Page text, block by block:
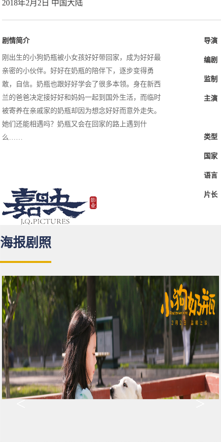
2018年2月2日 中国大陆
剧情简介
刚出生的小狗奶瓶被小女孩好好带回家，成为好好最
亲密的小伙伴。好好在奶瓶的陪伴下，逐步变得勇
敢，自信。奶瓶也跟好好学会了很多本领。身在新西
兰的爸爸决定接好好和妈妈一起到国外生活，而临时
被寄养在亲戚家的奶瓶却因为想念好好而意外走失。
她们还能相遇吗？奶瓶又会在回家的路上遇到什
么……
导演
编剧
监制
主演
类型
国家
语言
片长
海报剧照
< >